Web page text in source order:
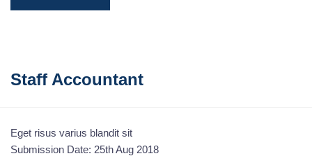
Staff Accountant
Eget risus varius blandit sit
Submission Date: 25th Aug 2018